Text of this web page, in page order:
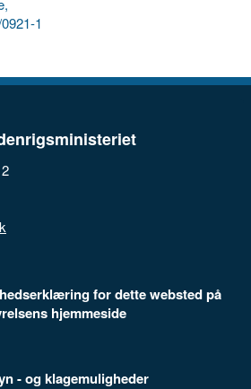
1
for dette websted på
hjemmeside
- og klagemuligheder